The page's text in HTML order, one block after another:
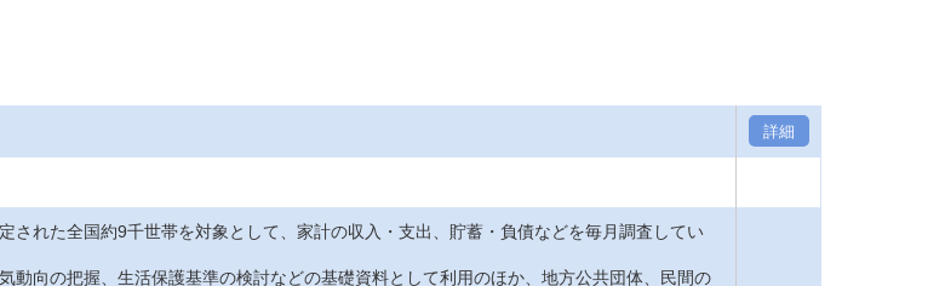
詳細
された全国約9千世帯を対象として、家計の収入・支出、貯蓄・負債などを毎月調査してい
動向の把握、生活保護基準の検討などの基礎資料として利用のほか、地方公共団体、民間の